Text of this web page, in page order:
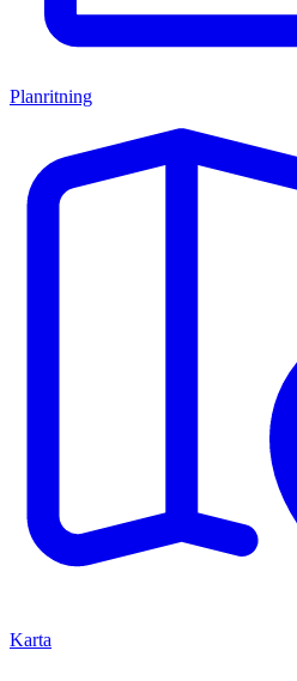
Planritning
Karta